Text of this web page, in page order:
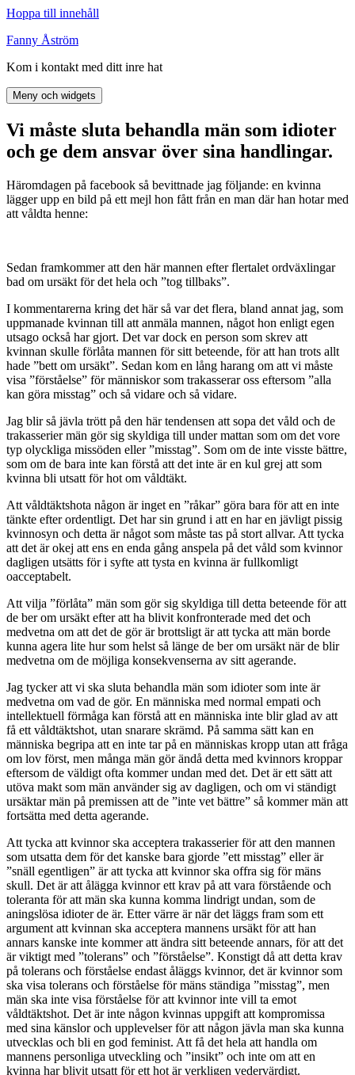
Hoppa till innehåll
Fanny Åström
Kom i kontakt med ditt inre hat
Meny och widgets
Vi måste sluta behandla män som idioter
och ge dem ansvar över sina handlingar.
Häromdagen på facebook så bevittnade jag följande: en kvinna
lägger upp en bild på ett mejl hon fått från en man där han hotar med
att våldta henne:
Sedan framkommer att den här mannen efter flertalet ordväxlingar
bad om ursäkt för det hela och ”tog tillbaks”.
I kommentarerna kring det här så var det flera, bland annat jag, som
uppmanade kvinnan till att anmäla mannen, något hon enligt egen
utsago också har gjort. Det var dock en person som skrev att
kvinnan skulle förlåta mannen för sitt beteende, för att han trots allt
hade ”bett om ursäkt”. Sedan kom en lång harang om att vi måste
visa ”förståelse” för människor som trakasserar oss eftersom ”alla
kan göra misstag” och så vidare och så vidare.
Jag blir så jävla trött på den här tendensen att sopa det våld och de
trakasserier män gör sig skyldiga till under mattan som om det vore
typ olyckliga missöden eller ”misstag”. Som om de inte visste bättre,
som om de bara inte kan förstå att det inte är en kul grej att som
kvinna bli utsatt för hot om våldtäkt.
Att våldtäktshota någon är inget en ”råkar” göra bara för att en inte
tänkte efter ordentligt. Det har sin grund i att en har en jävligt pissig
kvinnosyn och detta är något som måste tas på stort allvar. Att tycka
att det är okej att ens en enda gång anspela på det våld som kvinnor
dagligen utsätts för i syfte att tysta en kvinna är fullkomligt
oacceptabelt.
Att vilja ”förlåta” män som gör sig skyldiga till detta beteende för att
de ber om ursäkt efter att ha blivit konfronterade med det och
medvetna om att det de gör är brottsligt är att tycka att män borde
kunna agera lite hur som helst så länge de ber om ursäkt när de blir
medvetna om de möjliga konsekvenserna av sitt agerande.
Jag tycker att vi ska sluta behandla män som idioter som inte är
medvetna om vad de gör. En människa med normal empati och
intellektuell förmåga kan förstå att en människa inte blir glad av att
få ett våldtäktshot, utan snarare skrämd. På samma sätt kan en
människa begripa att en inte tar på en människas kropp utan att fråga
om lov först, men många män gör ändå detta med kvinnors kroppar
eftersom de väldigt ofta kommer undan med det. Det är ett sätt att
utöva makt som män använder sig av dagligen, och om vi ständigt
ursäktar män på premissen att de ”inte vet bättre” så kommer män att
fortsätta med detta agerande.
Att tycka att kvinnor ska acceptera trakasserier för att den mannen
som utsatta dem för det kanske bara gjorde ”ett misstag” eller är
”snäll egentligen” är att tycka att kvinnor ska offra sig för mäns
skull. Det är att ålägga kvinnor ett krav på att vara förstående och
toleranta för att män ska kunna komma lindrigt undan, som de
aningslösa idioter de är. Etter värre är när det läggs fram som ett
argument att kvinnan ska acceptera mannens ursäkt för att han
annars kanske inte kommer att ändra sitt beteende annars, för att det
är viktigt med ”tolerans” och ”förståelse”. Konstigt då att detta krav
på tolerans och förståelse endast åläggs kvinnor, det är kvinnor som
ska visa tolerans och förståelse för mäns ständiga ”misstag”, men
män ska inte visa förståelse för att kvinnor inte vill ta emot
våldtäktshot. Det är inte någon kvinnas uppgift att kompromissa
med sina känslor och upplevelser för att någon jävla man ska kunna
utvecklas och bli en god feminist. Att få det hela att handla om
mannens personliga utveckling och ”insikt” och inte om att en
kvinna har blivit utsatt för ett hot är verkligen vedervärdigt.